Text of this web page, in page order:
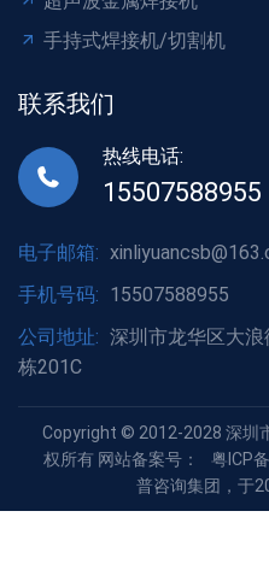
手持式焊接机/切割机
联系我们
热线电话:
15507588955
电子邮箱:
手机号码: 15507588955
公司地址: 深圳市龙华区大
栋201C
Copyright © 2012-2028 深圳
权所有 网站备案号：
粤ICP
普咨询集团，于